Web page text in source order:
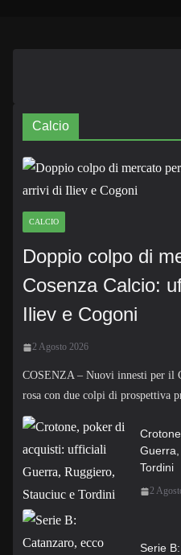
Calcio
CALCIO
Doppio colpo di
Cosenza Calcio:
Iliev e Cogoni
2 Agosto 2026
COSENZA – Nuovi innesti per il
rosa con due colpi di prospettiva
Tordini
2
Serie